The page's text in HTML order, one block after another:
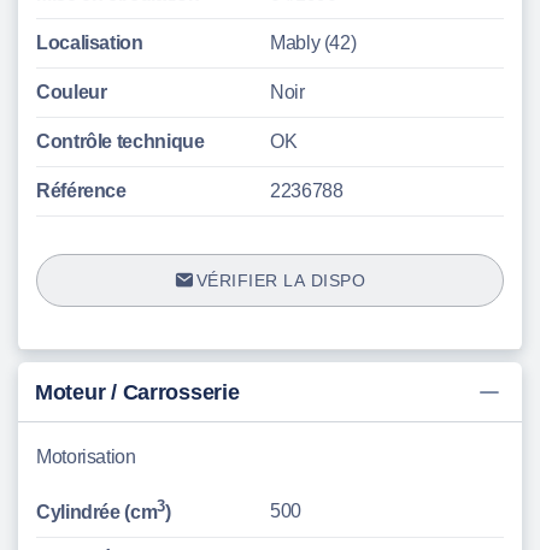
Localisation Mably (42)
Couleur Noir
Contrôle technique OK
Référence 2236788
VÉRIFIER LA DISPO
Moteur / Carrosserie
Motorisation
Cylindrée (cm3) 500